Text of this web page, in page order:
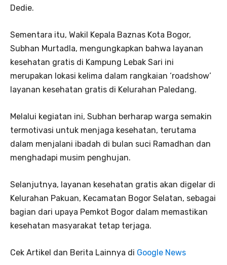
Dedie.
Sementara itu, Wakil Kepala Baznas Kota Bogor,
Subhan Murtadla, mengungkapkan bahwa layanan
kesehatan gratis di Kampung Lebak Sari ini
merupakan lokasi kelima dalam rangkaian ‘roadshow’
layanan kesehatan gratis di Kelurahan Paledang.
Melalui kegiatan ini, Subhan berharap warga semakin
termotivasi untuk menjaga kesehatan, terutama
dalam menjalani ibadah di bulan suci Ramadhan dan
menghadapi musim penghujan.
Selanjutnya, layanan kesehatan gratis akan digelar di
Kelurahan Pakuan, Kecamatan Bogor Selatan, sebagai
bagian dari upaya Pemkot Bogor dalam memastikan
kesehatan masyarakat tetap terjaga.
Cek Artikel dan Berita Lainnya di Google News